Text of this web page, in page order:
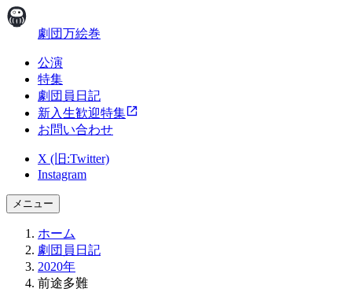
劇団万絵巻
公演
特集
劇団員日記
新入生歓迎特集
お問い合わせ
X (旧:Twitter)
Instagram
メニュー
ホーム
劇団員日記
2020年
前途多難